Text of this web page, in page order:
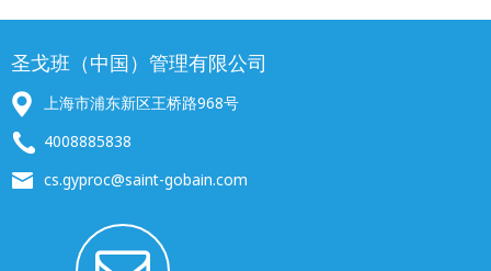
圣戈班（中国）管理有限公司
上海市浦东新区王桥路968号
4008885838
cs.gyproc@saint-gobain.com